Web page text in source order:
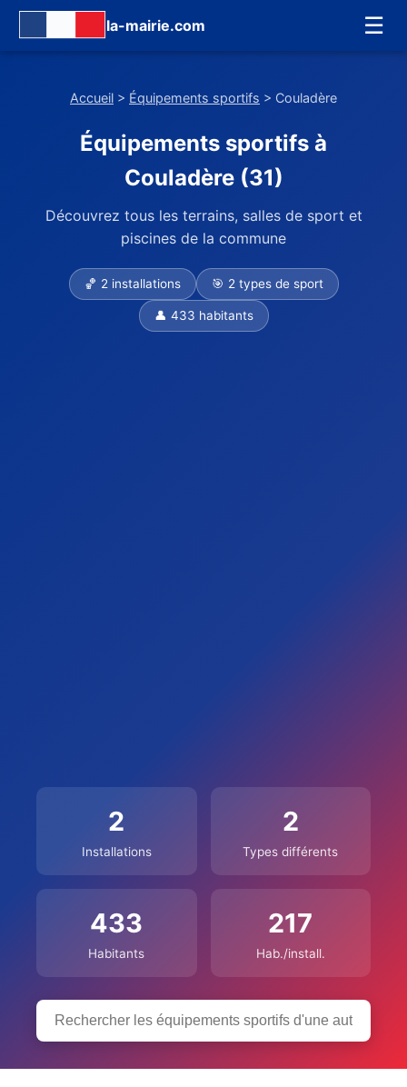
la-mairie.com ☰
Accueil > Équipements sportifs > Couladère
Équipements sportifs à
Couladère (31)
Découvrez tous les terrains, salles de sport et
piscines de la commune
🏀 2 installations 🎯 2 types de sport
👤 433 habitants
2
Installations
2
Types différents
433
Habitants
217
Hab./install.